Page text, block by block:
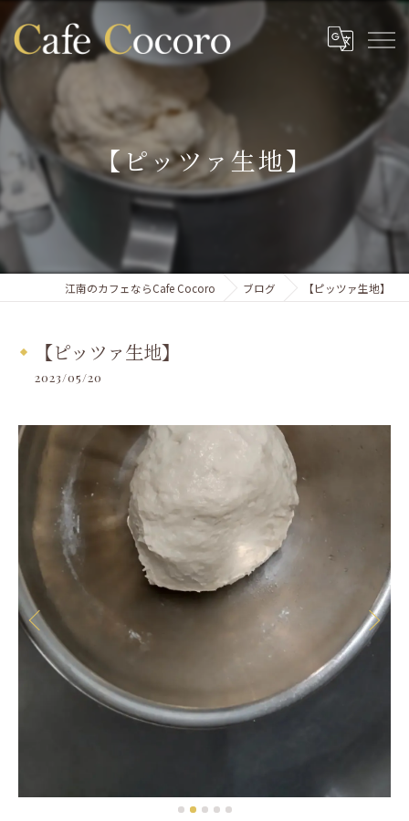
【ピッツァ生地】
江南のカフェならCafe Cocoro ブログ 【ピッツァ生地】
【ピッツァ生地】
2023/05/20